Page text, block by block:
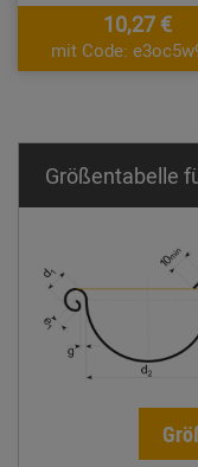
10,27 €
mit Code:
Größentabelle